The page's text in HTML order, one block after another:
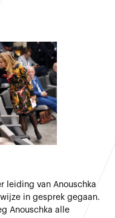
leiding van Anouschka
in gesprek gegaan.
Anouschka alle